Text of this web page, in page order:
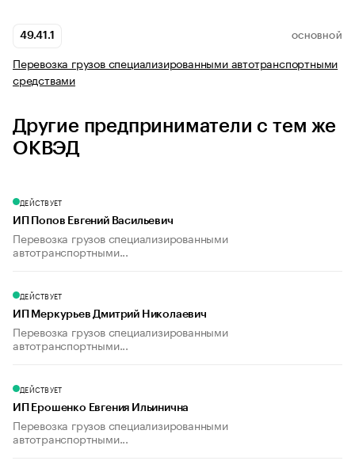
49.41.1 ОСНОВНОЙ
Перевозка грузов специализированными автотранспортными
средствами
Другие предприниматели с тем же
ОКВЭД
ДЕЙСТВУЕТ
ИП Попов Евгений Васильевич
Перевозка грузов специализированными
автотранспортными...
ДЕЙСТВУЕТ
ИП Меркурьев Дмитрий Николаевич
Перевозка грузов специализированными
автотранспортными...
ДЕЙСТВУЕТ
ИП Ерошенко Евгения Ильинична
Перевозка грузов специализированными
автотранспортными...